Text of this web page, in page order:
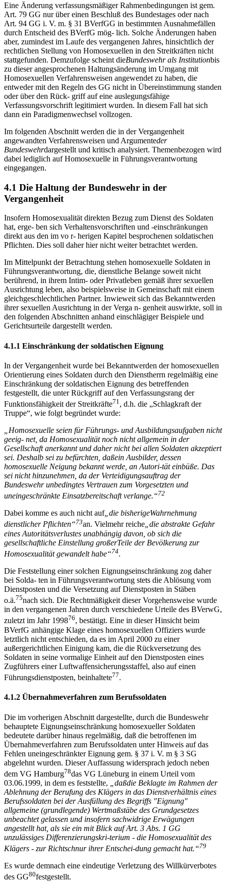
Eine Änderung verfassungsmäßiger Rahmenbedingungen ist gem.
Art. 79 GG nur über einen Beschluß des Bundestages oder nach
Art. 94 GG i. V. m. § 31 BVerfGG in bestimmten Ausnahmefällen
durch Entscheid des BVerfG mög- lich. Solche Änderungen haben
aber, zumindest im Laufe des vergangenen Jahres, hinsichtlich der
rechtlichen Stellung von Homosexuellen in den Streitkräften nicht
stattgefunden. Demzufolge scheint dieBundeswehr als Institutionbis
zu dieser angesprochenen Haltungsänderung im Umgang mit
Homosexuellen Verfahrensweisen angewendet zu haben, die
entweder mit den Regeln des GG nicht in Übereinstimmung standen
oder über den Rück- griff auf eine auslegungsfähige
Verfassungsvorschrift legitimiert wurden. In diesem Fall hat sich
dann ein Paradigmenwechsel vollzogen.
Im folgenden Abschnitt werden die in der Vergangenheit
angewandten Verfahrensweisen und Argumenteder
Bundeswehrdargestellt und kritisch analysiert. Themenbezogen wird
dabei lediglich auf Homosexuelle in Führungsverantwortung
eingegangen.
4.1 Die Haltung der Bundeswehr in der
Vergangenheit
Insofern Homosexualität direkten Bezug zum Dienst des Soldaten
hat, erge- ben sich Verhaltensvorschriften und -einschränkungen
direkt aus den im vo r- herigen Kapitel besprochenen soldatischen
Pflichten. Dies soll daher hier nicht weiter betrachtet werden.
Im Mittelpunkt der Betrachtung stehen homosexuelle Soldaten in
Führungsverantwortung, die, dienstliche Belange soweit nicht
berührend, in ihrem Intim- oder Privatleben gemäß ihrer sexuellen
Ausrichtung leben, also beispielsweise in Gemeinschaft mit einem
gleichgeschlechtlichen Partner. Inwieweit sich das Bekanntwerden
ihrer sexuellen Ausrichtung in der Verga n- genheit auswirkte, soll in
den folgenden Abschnitten anhand einschlägiger Beispiele und
Gerichtsurteile dargestellt werden.
4.1.1 Einschränkung der soldatischen Eignung
In der Vergangenheit wurde bei Bekanntwerden der homosexuellen
Orientierung eines Soldaten durch den Dienstherrn regelmäßig eine
Einschränkung der soldatischen Eignung des betreffenden
festgestellt, die unter Rückgriff auf den Verfassungsrang der
Funktionsfähigkeit der Streitkräfte71 , d.h. die „Schlagkraft der
Truppe“, wie folgt begründet wurde:
Homosexuelle seien für Führungs- und Ausbildungsaufgaben nicht
geeig- net, da Homosexualität noch nicht allgemein in der
Gesellschaft anerkanntund daher nicht bei allen Soldaten akzeptiert
sei. Deshalb sei zu befürchten, daßein Ausbilder, dessen
homosexuelle Neigung bekannt werde, an Autori-tät einbüße. Das
sei nicht hinzunehmen, da der Verteidigungsauftrag der
Bundeswehr unbedingtes Vertrauen zum Vorgesetzten und
uneingeschränkte Einsatzbereitschaft verlange.“72
Dabei komme es auch nicht auf„die bisherigeWahrnehmung
dienstlicher Pflichten“73an. Vielmehr reiche„die abstrakte Gefahr
eines Autoritätsverlustes unabhängig davon, ob sich die
gesellschaftliche Einstellung großerTeile der Bevölkerung zur
Homosexualität gewandelt habe“74.
Die Feststellung einer solchen Eignungseinschränkung zog daher
bei Solda- ten in Führungsverantwortung stets die Ablösung vom
Dienstposten und die Versetzung auf Dienstposten in Stäben
o.ä.75nach sich. Die Rechtmäßigkeit dieser Vorgehensweise wurde
in den vergangenen Jahren durch verschiedene Urteile des BVerwG,
zuletzt im Jahr 199876, bestätigt. Eine in dieser Hinsicht beim
BVerfG anhängige Klage eines homosexuellen Offiziers wurde
letztlich nicht entschieden, da es im April 2000 zu einer
außergerichtlichen Einigung kam, die die Rückversetzung des
Soldaten in seine vormalige Einheit auf den Dienstposten eines
Zugführers einer Luftwaffensicherungsstaffel, also auf einen
Führungsdienstposten, beinhaltete77.
4.1.2 Übernahmeverfahren zum Berufssoldaten
Die im vorherigen Abschnitt dargestellte, durch die Bundeswehr
behauptete Eignungseinschränkung homosexueller Soldaten
bedeutete darüber hinaus regelmäßig, daß die betroffenen im
Übernahmeverfahren zum Berufssoldaten unter Hinweis auf das
Fehlen uneingeschränkter Eignung gem. § 37 i. V. m § 3 SG
abgelehnt wurden. Dieser Auffassung widersprach jedoch neben
dem VG Hamburg78das VG Lüneburg in einem Urteil vom
03.06.1999, in dem es feststellte,
daßdie Beklagte im Rahmen der
Ablehnung der Berufung des Klägers in das Dienstverhältnis eines
Berufssoldaten bei der Ausfüllung des Begriffs "Eignung"
allgemeine (grundlegende) Wertmaßstäbe des Grundgesetzes
unbeachtet gelassen und insofern sachwidrige Erwägungen
angestellt hat, als sie ein mit Blick auf Art. 3 Abs. 1 GG
unzulässiges Differenzierungskri-terium - die Homosexualität des
Klägers - zur Richtschnur ihrer Entschei-dung gemacht hat.“79
Es wurde demnach eine eindeutige Verletzung des Willkürverbotes
des GG80festgestellt.